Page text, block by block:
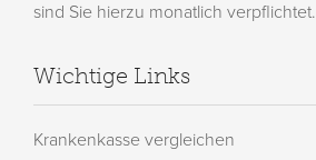
sind Sie hierzu monatlich verpflichtet.
Wichtige Links
Krankenkasse vergleichen